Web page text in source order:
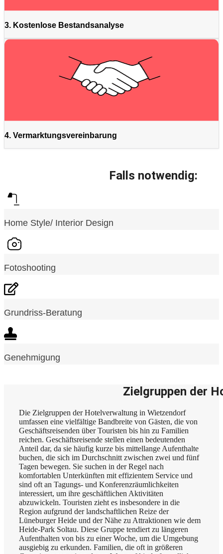
3. Kostenlose Bestandsanalyse
4. Vermarktungsvereinbarung
Falls notwendig:
Home Style/ Interior Design
Fotoshooting
Grundriss-Beratung
Genehmigung
Zielgruppen der
Die Zielgruppen der Hotelverwaltung in Wietzendorf
umfassen eine vielfältige Bandbreite von Gästen, die von
Geschäftsreisenden über Touristen bis hin zu Familien
reichen. Geschäftsreisende stellen einen bedeutenden
Anteil dar, da sie häufig kurze bis mittellange Aufenthalte
buchen, die sich im Durchschnitt zwischen zwei und fünf
Tagen bewegen. Sie suchen in der Regel nach
komfortablen Unterkünften mit effizientem Service und
sind oft an Tagungs- und Konferenzräumlichkeiten
interessiert, um ihre geschäftlichen Aktivitäten
abzuwickeln. Touristen zieht es insbesondere in die
Region aufgrund der landschaftlichen Reize der
Lüneburger Heide und der Nähe zu Attraktionen wie dem
Heide-Park Soltau. Diese Gruppe tendiert zu längeren
Aufenthalten von bis zu einer Woche, um die Umgebung
ausgiebig zu erkunden. Familien, die oft in größeren